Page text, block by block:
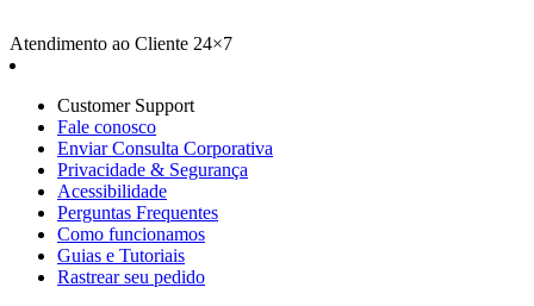
Atendimento ao Cliente 24×7
Customer Support
Fale conosco
Enviar Consulta Corporativa
Privacidade & Segurança
Acessibilidade
Perguntas Frequentes
Como funcionamos
Guias e Tutoriais
Rastrear seu pedido